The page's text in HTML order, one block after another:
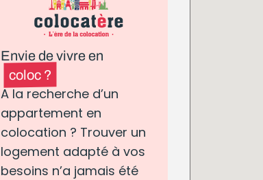
Envie de vivre en
coloc ?
A la recherche d’un
appartement en
colocation ? Trouver un
logement adapté à vos
besoins n’a jamais été